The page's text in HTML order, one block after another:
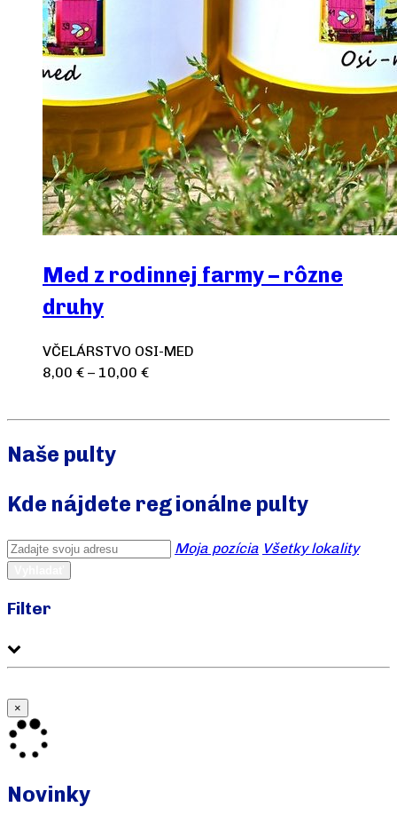
Med z rodinnej farmy – rôzne
druhy
VČELÁRSTVO OSI-MED
8,00 € – 10,00 €
Naše pulty
Kde nájdete regionálne pulty
Moja pozícia Všetky lokality
Filter
×
Novinky